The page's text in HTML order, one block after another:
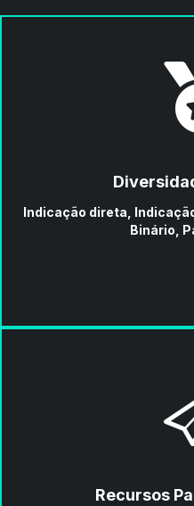
Indicação direta,
Binário,
Recursos